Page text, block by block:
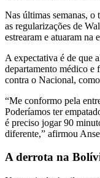
Nas últimas semanas,
as regularizações de
estrearam e atuaram na
A expectativa é de que
departamento médico e
contra o Nacional,
“Me conformo pela
Poderíamos ter
é preciso jogar 90
diferente,” afirmou
A derrota na